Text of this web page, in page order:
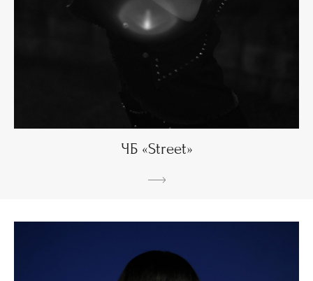
ЧБ «Street»